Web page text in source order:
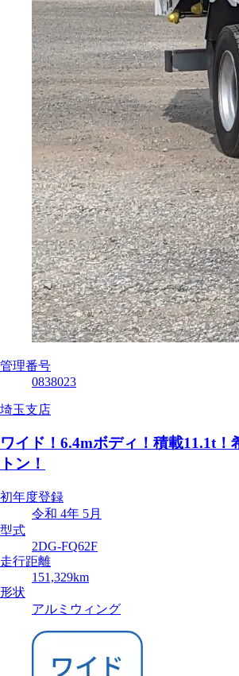
管理番号
0838023
埼玉支店
ワイド！6.4mボディ！積載11.1t！
トン！
初年度登録
令和 4年 5月
型式
2DG-FQ62F
走行距離
151,329km
形状
アルミウィング